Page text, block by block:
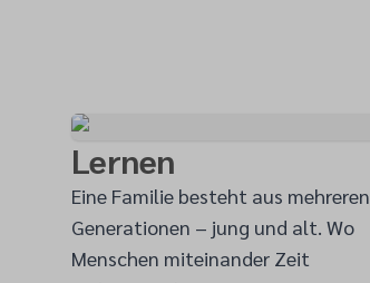
Lernen
Eine Familie besteht aus mehreren
Generationen – jung und alt. Wo
Menschen miteinander Zeit